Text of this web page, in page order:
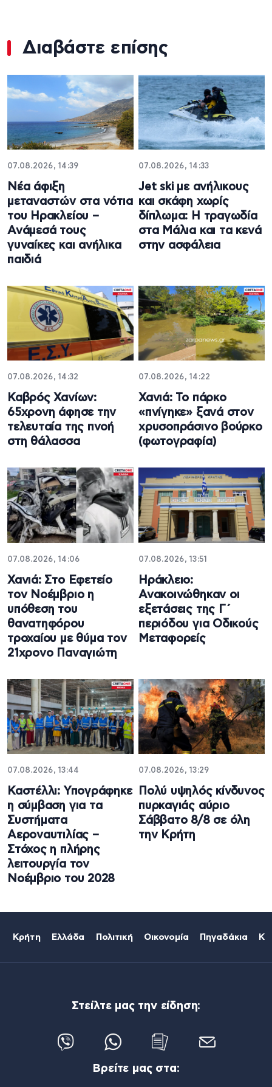
Διαβάστε επίσης
07.08.2026, 14:39
Νέα άφιξη
μεταναστών στα νότια
του Ηρακλείου –
Ανάμεσά τους
γυναίκες και ανήλικα
παιδιά
07.08.2026, 14:33
Jet ski με ανήλικους
και σκάφη χωρίς
δίπλωμα: Η τραγωδία
στα Μάλια και τα κενά
στην ασφάλεια
07.08.2026, 14:32
Καβρός Χανίων:
65χρονη άφησε την
τελευταία της πνοή
στη θάλασσα
07.08.2026, 14:22
Χανιά: Το πάρκο
«πνίγηκε» ξανά στον
χρυσοπράσινο βούρκο
(φωτογραφία)
07.08.2026, 14:06
Χανιά: Στο Εφετείο
τον Νοέμβριο η
υπόθεση του
θανατηφόρου
τροχαίου με θύμα τον
21χρονο Παναγιώτη
07.08.2026, 13:51
Ηράκλειο:
Ανακοινώθηκαν οι
εξετάσεις της Γ΄
περιόδου για Οδικούς
Μεταφορείς
07.08.2026, 13:44
Καστέλλι: Υπογράφηκε
η σύμβαση για τα
Συστήματα
Αεροναυτιλίας –
Στόχος η πλήρης
λειτουργία τον
Νοέμβριο του 2028
07.08.2026, 13:29
Πολύ υψηλός κίνδυνος
πυρκαγιάς αύριο
Σάββατο 8/8 σε όλη
την Κρήτη
Κρήτη Ελλάδα Πολιτική Οικονομία Πηγαδάκια
Στείλτε μας την είδηση:
Βρείτε μας στα: